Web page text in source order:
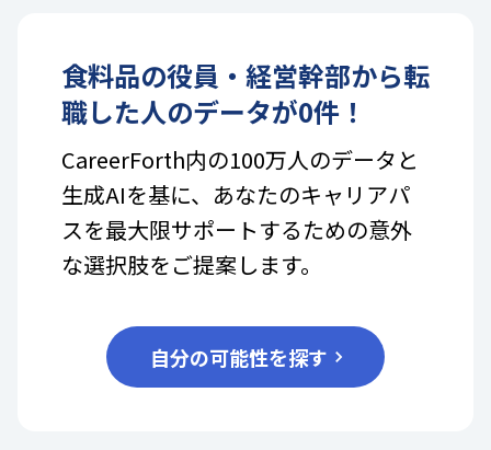
食料品の役員・経営幹部から転
職した人のデータが0件！
CareerForth内の100万人のデータと
生成AIを基に、あなたのキャリアパ
スを最大限サポートするための意外
な選択肢をご提案します。
自分の可能性を探す